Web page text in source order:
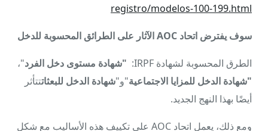
registro/modelos-100-199.html
سوف يفترض اتحاد AOC الآثار على الطرائق المحسوبة للدخل
الطرق المحسوبة لشهادة IRPF: "شهادة مستوى دخل الفرد"،
"شهادة الدخل للمزايا الاجتماعية"و"شهادة الدخل للبعثاتتتأثر
أيضًا بهذا النهج الجديد.
ومع ذلك، يعمل اتحاد AOC على تكييف هذه الأساليب مع شكل